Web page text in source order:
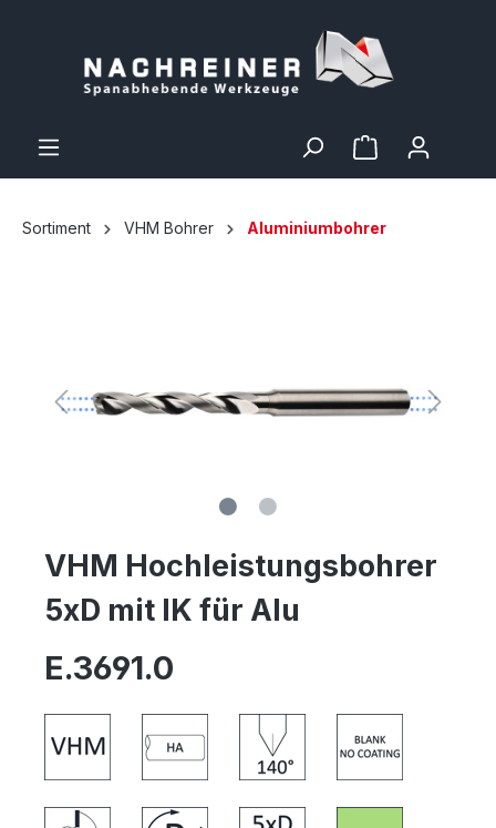
Sortiment VHM Bohrer Aluminiumbohrer
VHM Hochleistungsbohrer
5xD mit IK für Alu
E.3691.0